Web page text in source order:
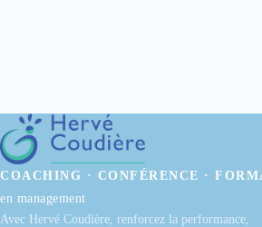
COACHING · CONFÉRENCE ·
en management
Avec Hervé Coudière, renforcez la performance,